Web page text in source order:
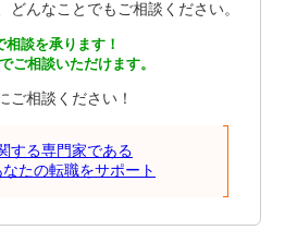
どんなことでもご相談ください。
相談を承ります！
ご相談いただけます。
ご相談ください！
する専門家である
たの転職をサポート